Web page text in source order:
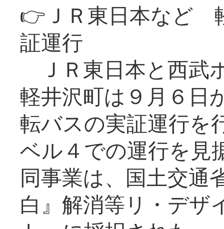
👉ＪＲ東日本など
証運行
ＪＲ東日本と西武
軽井沢町は９月６日
転バスの実証運行を
ベル４での運行を見
同事業は、国土交通
白』解消等リ・デザ